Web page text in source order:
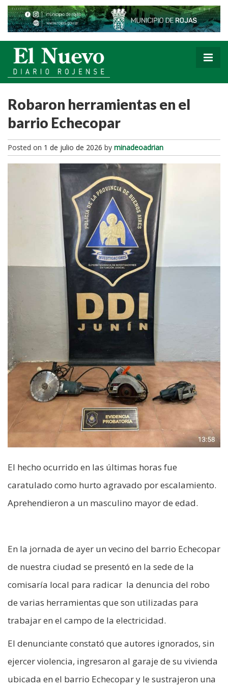
Robaron herramientas en el
barrio Echecopar
Posted on 1 de julio de 2026 by minadeoadrian
El hecho ocurrido en las últimas horas fue
caratulado como hurto agravado por escalamiento.
Aprehendieron a un masculino mayor de edad.
En la jornada de ayer un vecino del barrio Echecopar
de nuestra ciudad se presentó en la sede de la
comisaría local para radicar la denuncia del robo
de varias herramientas que son utilizadas para
trabajar en el campo de la electricidad.
El denunciante constató que autores ignorados, sin
ejercer violencia, ingresaron al garaje de su vivienda
ubicada en el barrio Echecopar y le sustrajeron una